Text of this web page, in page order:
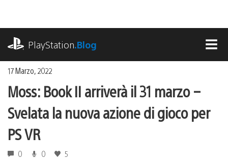
contenuto
PlayStation.Blog
17 Marzo, 2022
Moss: Book II arriverà il 31 marzo –
Svelata la nuova azione di gioco per
PS VR
0 0 5